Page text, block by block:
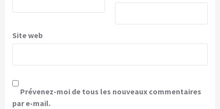
Site web
Prévenez-moi de tous les nouveaux commentaires
par e-mail.